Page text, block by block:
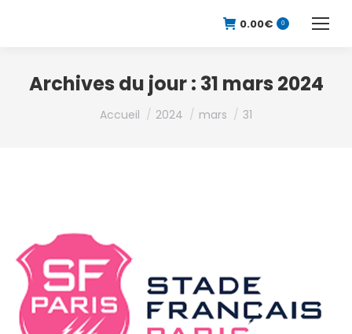
0.00€ 0
Archives du jour : 31 mars 2024
Vous êtes ici :
Accueil 2024 mars 31